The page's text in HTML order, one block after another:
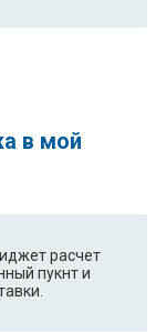
в мой
расчет
пукнт и